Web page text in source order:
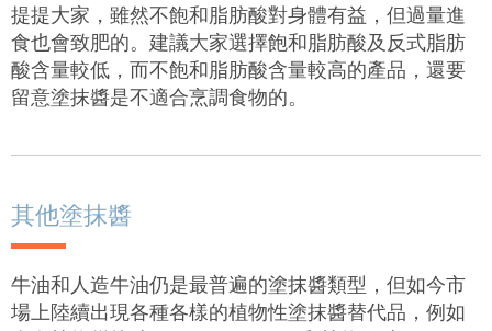
提提大家，雖然不飽和脂肪酸對身體有益，但過量進
食也會致肥的。建議大家選擇飽和脂肪酸及反式脂肪
酸含量較低，而不飽和脂肪酸含量較高的產品，還要
留意塗抹醬是不適合烹調食物的。
其他塗抹醬
牛油和人造牛油仍是最普遍的塗抹醬類型，但如今市
場上陸續出現各種各樣的植物性塗抹醬替代品，例如